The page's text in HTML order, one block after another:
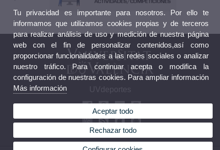
UVdeportes
Tu privacidad es importante para nosotros. Por ello te
informamos que utilizamos cookies propias y de terceros
para realizar análisis de uso y medición de nuestra página
web con el fin de personalizar contenidos,así como
proporcionar funcionalidades a las redes sociales o analizar
nuestro tráfico. Para continuar acepta o modifica la
configuración de nuestras cookies. Para ampliar información
Más información
Aceptar todo
Rechazar todo